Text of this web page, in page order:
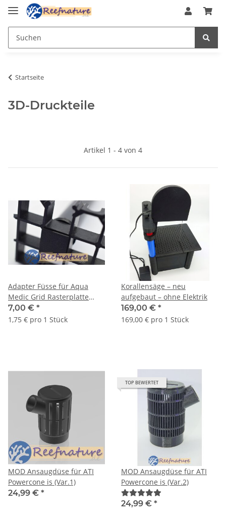
Startseite
3D-Druckteile
Artikel 1 - 4 von 4
Adapter Füsse für Aqua
Medic Grid Rasterplatte
(4Stck)
7,00 € *
1,75 € pro 1 Stück
Korallensäge – neu
aufgebaut – ohne Elektrik
169,00 € *
169,00 € pro 1 Stück
MOD Ansaugdüse für ATI
Powercone is (Var.1)
24,99 € *
TOP BEWERTET
MOD Ansaugdüse für ATI
Powercone is (Var.2)
24,99 € *